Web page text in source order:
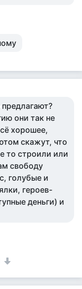
предлагают?
они так не
хорошее,
скажут, что
то строили или
свободу
голубые и
героев-
деньги) и